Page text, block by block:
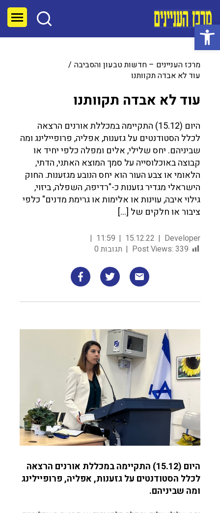
פתח סרגל נגישות
מרכז העניינים – חדשות טבעון והסביבה
עוד לא אבדה תקוותנו
עוד לא אבדה תקוותנו
היום (15.12) התקיימה במכללת אורנים הרצאה
לכלל הסטודנטים על גזענות, אפליה, פרופיילינג ומה
שביניהם. יחס שלילי, אלים ומפלה כלפי יחיד או
קבוצה באוכלוסייה על סמך המוצא האתני, הדתי,
הלאומי או צבע העור הוא יחס הנובע מגזענות. החוק
הישראלי מגדיר גזענות כ-"רדיפה, השפלה, ביזוי,
גילוי איבה, עוינות או אלימות או גרימת מדנים" כלפי
ציבור או חלקים של […]
Developer
15.12.22
11:59
Post Views: 339 תגובות 0
היום (15.12) התקיימה במכללת אורנים הרצאה
לכלל הסטודנטים על גזענות, אפליה, פרופיילינג
ומה שביניהם.